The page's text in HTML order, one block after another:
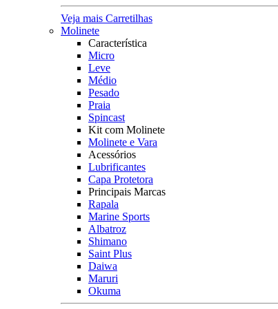
Veja mais Carretilhas
Molinete
Característica
Micro
Leve
Médio
Pesado
Praia
Spincast
Kit com Molinete
Molinete e Vara
Acessórios
Lubrificantes
Capa Protetora
Principais Marcas
Rapala
Marine Sports
Albatroz
Shimano
Saint Plus
Daiwa
Maruri
Okuma